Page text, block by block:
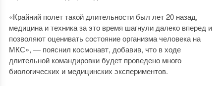
«Крайний полет такой длительности был лет 20 назад,
медицина и техника за это время шагнули далеко вперед и
позволяют оценивать состояние организма человека на
МКС», — пояснил космонавт, добавив, что в ходе
длительной командировки будет проведено много
биологических и медицинских экспериментов.